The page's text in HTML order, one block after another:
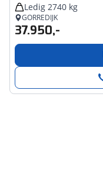
Ledig 2740 kg
GORREDIJK
37.950,-